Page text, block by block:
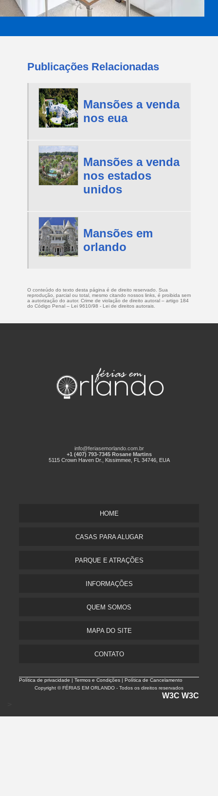
Publicações Relacionadas
Mansões a venda
nos eua
Mansões a venda
nos estados
unidos
Mansões em
orlando
O conteúdo do texto desta página é de direito reservado. Sua
reprodução, parcial ou total, mesmo citando nossos links, é proibida sem
a autorização do autor. Crime de violação de direito autoral – artigo 184
do Código Penal – Lei 9610/98 - Lei de direitos autorais
info@feriasemorlando.com.br
+1 (407) 793-7345 Rosane Martins
5115 Crown Haven Dr., Kissimmee, FL 34746, EUA
HOME
CASAS PARA ALUGAR
PARQUE E ATRAÇÕES
INFORMAÇÕES
QUEM SOMOS
MAPA DO SITE
CONTATO
Política de privacidade |Termos e Condições | Política de Cancelamento
Copyright © FÉRIAS EM ORLANDO - Todos os direitos reservados
W3C W3C